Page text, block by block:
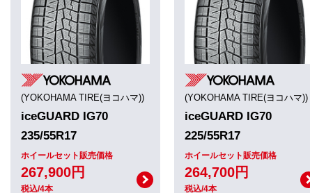
(YOKOHAMA TIRE(ヨコハマ))
iceGUARD IG70
235/55R17
ホイールセット販売価格
267,900円
税込/4本
(YOKOHAMA TIRE(ヨコハマ))
iceGUARD IG70
225/55R17
ホイールセット販売価格
264,700円
税込/4本